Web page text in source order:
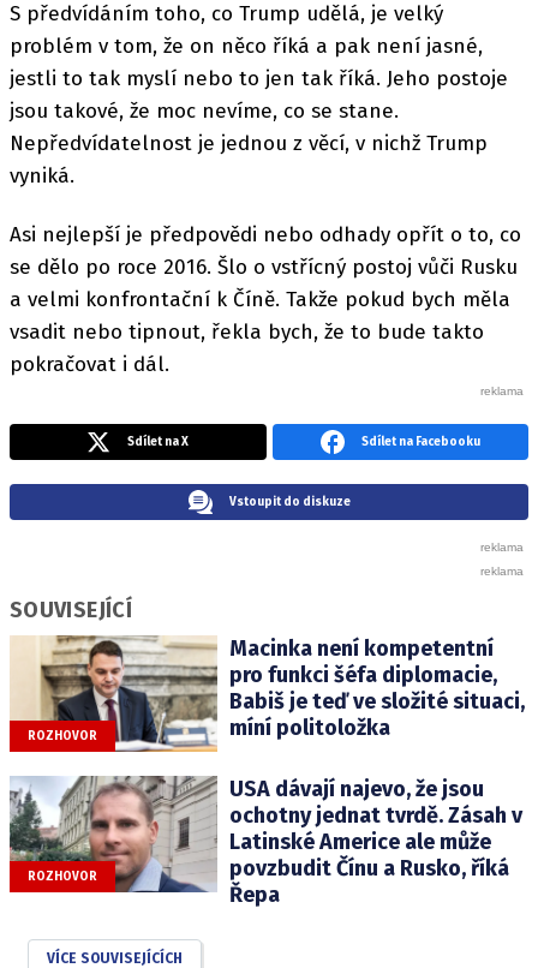
S předvídáním toho, co Trump udělá, je velký
problém v tom, že on něco říká a pak není jasné,
jestli to tak myslí nebo to jen tak říká. Jeho postoje
jsou takové, že moc nevíme, co se stane.
Nepředvídatelnost je jednou z věcí, v nichž Trump
vyniká.
Asi nejlepší je předpovědi nebo odhady opřít o to, co
se dělo po roce 2016. Šlo o vstřícný postoj vůči Rusku
a velmi konfrontační k Číně. Takže pokud bych měla
vsadit nebo tipnout, řekla bych, že to bude takto
pokračovat i dál.
Sdílet na X Sdílet na Facebooku
Vstoupit do diskuze
SOUVISEJÍCÍ
ROZHOVOR
Macinka není kompetentní
pro funkci šéfa diplomacie,
Babiš je teď ve složité situaci,
míní politoložka
ROZHOVOR
USA dávají najevo, že jsou
ochotny jednat tvrdě. Zásah v
Latinské Americe ale může
povzbudit Čínu a Rusko, říká
Řepa
VÍCE SOUVISEJÍCÍCH